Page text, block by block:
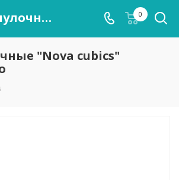
Спицы чулочные "Nova cubics" 20см, KnitPro 0
"Nova cubics"